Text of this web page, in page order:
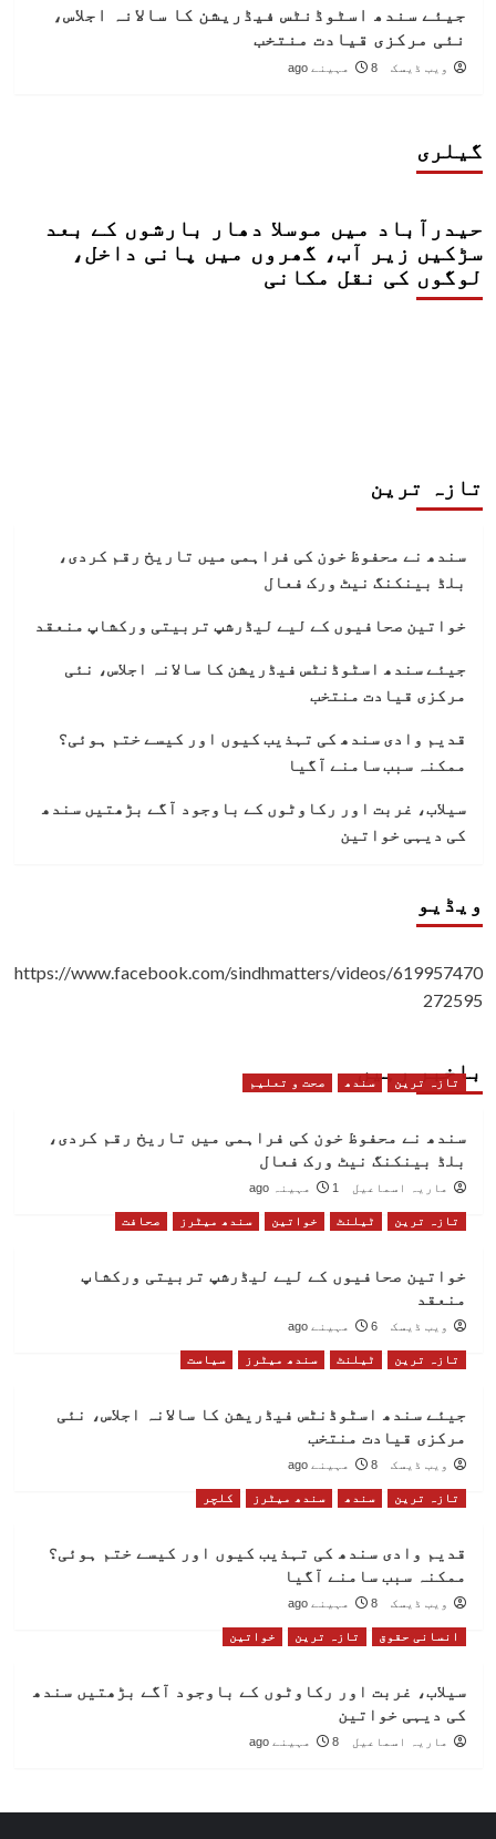
جیئے سندھ اسٹوڈنٹس فیڈریشن کا سالانہ اجلاس،
نئی مرکزی قیادت منتخب
ویب ڈیسک 8 مہینے ago
گیلری
حیدرآباد میں موسلا دھار بارشوں کے بعد
سڑکیں زیر آب، گھروں میں پانی داخل،
لوگوں کی نقل مکانی
تازہ ترین
سندھ نے محفوظ خون کی فراہمی میں تاریخ رقم کردی،
بلڈ بینکنگ نیٹ ورک فعال
خواتین صحافیوں کے لیے لیڈرشپ تربیتی ورکشاپ منعقد
جیئے سندھ اسٹوڈنٹس فیڈریشن کا سالانہ اجلاس، نئی
مرکزی قیادت منتخب
قدیم وادی سندھ کی تہذیب کیوں اور کیسے ختم ہوئی؟
ممکنہ سبب سامنے آگیا
سیلاب، غربت اور رکاوٹوں کے باوجود آگے بڑھتیں سندھ
کی دیہی خواتین
ویڈیو
https://www.facebook.com/sindhmatters/videos/619957470
272595
باخبر رہیں
تازہ ترین سندھ صحت و تعلیم
سندھ نے محفوظ خون کی فراہمی میں تاریخ رقم کردی،
بلڈ بینکنگ نیٹ ورک فعال
ماریہ اسماعیل 1 مہینہ ago
تازہ ترین ٹیلنٹ خواتین سندھ میٹرز صحافت
خواتین صحافیوں کے لیے لیڈرشپ تربیتی ورکشاپ
منعقد
ویب ڈیسک 6 مہینے ago
تازہ ترین ٹیلنٹ سندھ میٹرز سیاست
جیئے سندھ اسٹوڈنٹس فیڈریشن کا سالانہ اجلاس، نئی
مرکزی قیادت منتخب
ویب ڈیسک 8 مہینے ago
تازہ ترین سندھ سندھ میٹرز کلچر
قدیم وادی سندھ کی تہذیب کیوں اور کیسے ختم ہوئی؟
ممکنہ سبب سامنے آگیا
ویب ڈیسک 8 مہینے ago
انسانی حقوق تازہ ترین خواتین
سیلاب، غربت اور رکاوٹوں کے باوجود آگے بڑھتیں سندھ
کی دیہی خواتین
ماریہ اسماعیل 8 مہینے ago